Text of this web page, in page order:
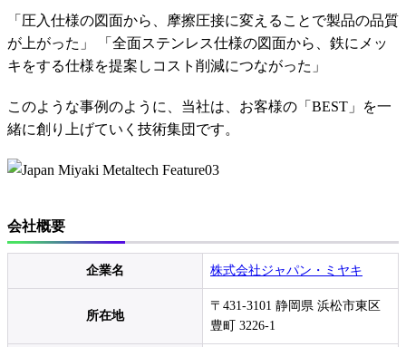
「圧入仕様の図面から、摩擦圧接に変えることで製品の品質
が上がった」 「全面ステンレス仕様の図面から、鉄にメッ
キをする仕様を提案しコスト削減につながった」
このような事例のように、当社は、お客様の「BEST」を一
緒に創り上げていく技術集団です。
会社概要
企業名 株式会社ジャパン・ミヤキ
所在地
〒431-3101 静岡県 浜松市東区
豊町 3226-1